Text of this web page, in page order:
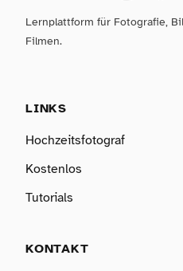
Lernplattform für Fotografie,
Filmen.
LINKS
Hochzeitsfotograf
Kostenlos
Tutorials
KONTAKT